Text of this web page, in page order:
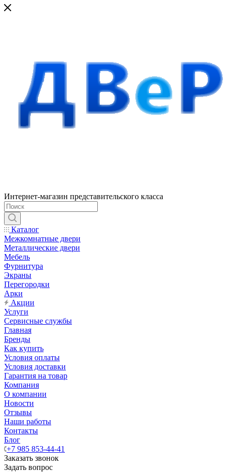
Интернет-магазин представительского класса
Каталог
Межкомнатные двери
Металлические двери
Мебель
Фурнитура
Экраны
Перегородки
Арки
Акции
Услуги
Сервисные службы
Главная
Бренды
Как купить
Условия оплаты
Условия доставки
Гарантия на товар
Компания
О компании
Новости
Отзывы
Наши работы
Контакты
Блог
+7 985 853-44-41
Заказать звонок
Задать вопрос